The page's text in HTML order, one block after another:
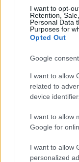
I want to opt-
Retention,
Personal Data
Purposes for
Opted Out
Google
I want to allow
related to
device
I want to allow
Google for
I want to allow
personalized
jednostavnim, a
Ako želite
dodate taj jedan
uživate u
#salata